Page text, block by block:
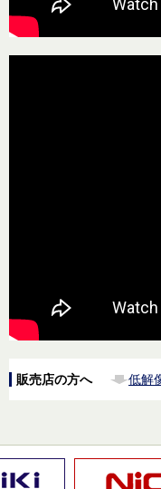
販売店の方へ 低解